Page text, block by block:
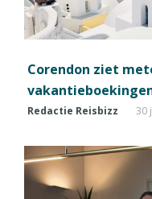
Corendon ziet
Redactie Reisbizz 30